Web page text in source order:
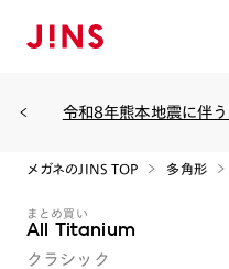
令和8年熊本地震に伴
メガネのJINS TOP 多角形
まとめ買い
All Titanium
クラシック